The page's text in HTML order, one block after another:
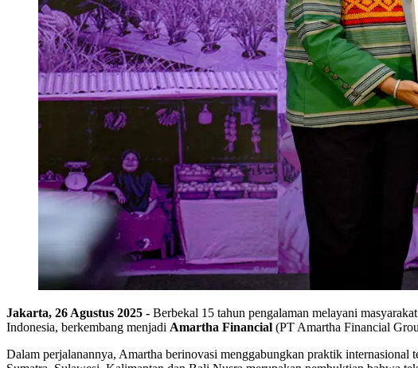
Jakarta, 26 Agustus 2025 - Berbekal 15 tahun pengalaman melayani
Indonesia, berkembang menjadi Amartha Financial (PT Amartha Financial
Dalam perjalanannya, Amartha berinovasi menggabungkan praktik